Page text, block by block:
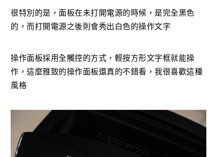
很特別的是，面板在未打開電源的時候，是完全黑色
的，而打開電源之後則會秀出白色的操作文字
操作面板採用全觸控的方式，輕按方形文字框就能操
作，這麼雅致的操作面板還真的不錯看，我很喜歡這種
風格